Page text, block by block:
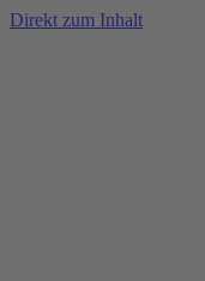
Direkt zum Inhalt